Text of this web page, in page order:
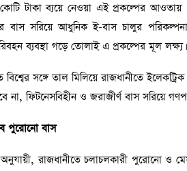
টাকা ব্যয়ে নেওয়া এই প্রকল্পের আওতায়
সরিয়ে আধুনিক ই-বাস চালুর
ব্যবস্থা গড়ে তোলাই এ প্রকল্পের মূল লক্ষ্য।
সঙ্গে তাল মিলিয়ে রাজধানীতে
না, ফিটনেসবিহীন ও জরাজীর্ণ বাস সরিয়ে
পুরোনো বাস
রাজধানীতে চলাচলকারী পুরোনো ও